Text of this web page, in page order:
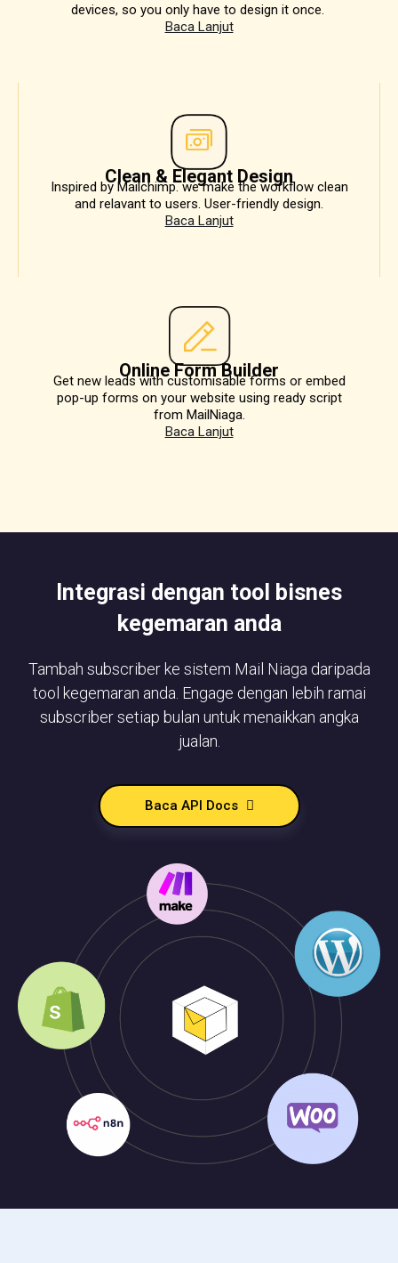
devices, so you only have to design it once. ​​
Baca Lanjut
Clean & Elegant Design
Inspired by Mailchimp. we make the workflow clean
and relavant to users. User-friendly design.
Baca Lanjut
Online Form Builder
Get new leads with customisable forms or embed
pop-up forms on your website using ready script
from MailNiaga.
Baca Lanjut
Integrasi dengan tool bisnes
kegemaran anda
Tambah subscriber ke sistem Mail Niaga daripada
tool kegemaran anda. Engage dengan lebih ramai
subscriber setiap bulan untuk menaikkan angka
jualan.
Baca API Docs